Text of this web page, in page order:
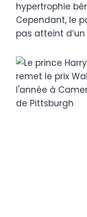
hypertrophie
Cependant, le
pas atteint